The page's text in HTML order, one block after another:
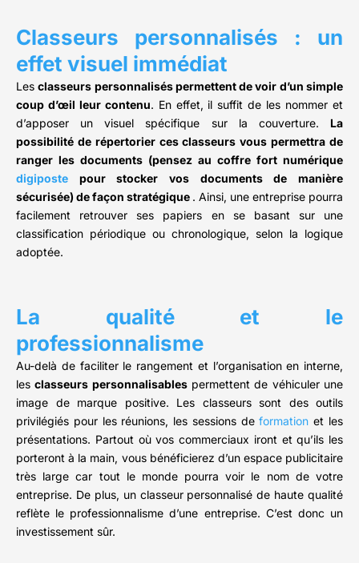
Classeurs personnalisés : un
effet visuel immédiat
Lesclasseurs personnalisés permettent de voir d’un simple
coup d’œil leur contenu. En effet, il suffit de les nommer et
d’apposer un visuel spécifique sur la couverture. La
possibilité de répertorier ces classeurs vous permettra de
ranger les documents (pensez au coffre fort numérique
digiposte pour stocker vos documents de manière
sécurisée) de façon stratégique . Ainsi, une entreprise pourra
facilement retrouver ses papiers en se basant sur une
classification périodique ou chronologique, selon la logique
adoptée.
La qualité et le
professionnalisme
Au-delà de faciliter le rangement et l’organisation en interne,
lesclasseurs personnalisablespermettent de véhiculer une
image de marque positive. Les classeurs sont des outils
privilégiés pour les réunions, les sessions deformation et les
présentations. Partout où vos commerciaux iront et qu’ils les
porteront à la main, vous bénéficierez d’un espace publicitaire
très large car tout le monde pourra voir le nom de votre
entreprise. De plus, un classeur personnalisé de haute qualité
reflète le professionnalisme d’une entreprise. C’est donc un
investissement sûr.